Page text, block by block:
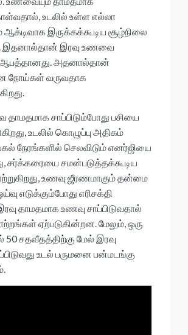
உடலில் உள்ள எல்லா
இருக்கக்கூடிய சூழ்நிலை
இதனால்தான் இரவு உணவை
ஆபத்தானது. அதனால்தான்
நோய்கள் வருவதாக
சாப்பிடும்போது பசியை
உடலில் கொழுப்பு அதிகம்
பகல் நேரங்களில் செலவிடும் எனர்ஜியை
சர்க்கரையை சமன்படுத்தக்கூடிய
உணவு ஜீரணமாகும் தன்மை
எடுக்கும்போது எரிசக்தி
தாமதமாக உணவு சாப்பிடுவதால்
ஏற்படுகின்றன. மேலும், ஒரு
சதவீதத்திற்கு மேல் இரவு
உடல் பருமனை பன்மடங்கு